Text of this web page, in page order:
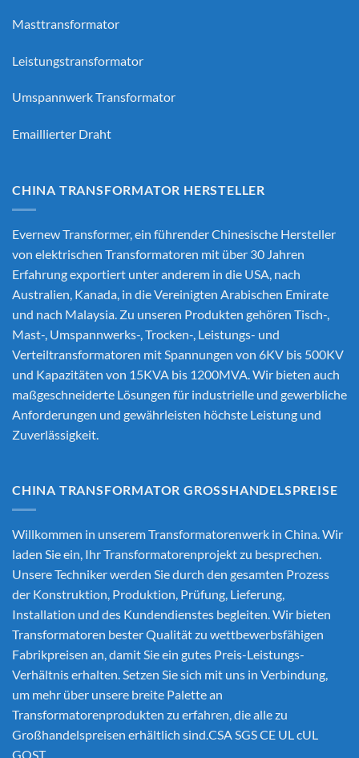
Masttransformator
Leistungstransformator
Umspannwerk Transformator
Emaillierter Draht
CHINA TRANSFORMATOR HERSTELLER
Evernew Transformer, ein führenderChinesische Hersteller
von elektrischen Transformatoren mit über 30 Jahren
Erfahrung exportiert unter anderem in die USA, nach
Australien, Kanada, in die Vereinigten Arabischen Emirate
und nach Malaysia. Zu unseren Produkten gehören Tisch-,
Mast-, Umspannwerks-, Trocken-, Leistungs- und
Verteiltransformatoren mit Spannungen von 6KV bis 500KV
und Kapazitäten von 15KVA bis 1200MVA. Wir bieten auch
maßgeschneiderte Lösungen für industrielle und gewerbliche
Anforderungen und gewährleisten höchste Leistung und
Zuverlässigkeit.
CHINA TRANSFORMATOR GROSSHANDELSPREISE
Willkommen in unserem Transformatorenwerk in China. Wir
laden Sie ein, Ihr Transformatorenprojekt zu besprechen.
Unsere Techniker werden Sie durch den gesamten Prozess
der Konstruktion, Produktion, Prüfung, Lieferung,
Installation und des Kundendienstes begleiten. Wir bieten
Transformatoren bester Qualität zu wettbewerbsfähigen
Fabrikpreisen an, damit Sie ein gutes Preis-Leistungs-
Verhältnis erhalten. Setzen Sie sich mit uns in Verbindung,
um mehr über unsere breite Palette an
Transformatorenprodukten zu erfahren, die alle zu
Großhandelspreisen erhältlich sind.CSA SGS CE UL cUL
GOST